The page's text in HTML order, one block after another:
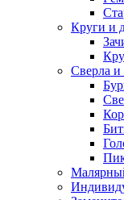
Круги и
Сверла и